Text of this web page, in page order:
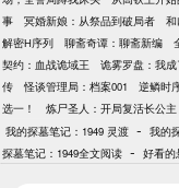
事
冥婚新娘：从祭品到破局者
解密H序列
聊斋奇谭：聊斋新编
契约：血战诡域王
诡雾罗盘：我
传
怪谈管理局：档案001 逆鳞时
选一！
炼尸圣人：开局复活长公主
我的探墓笔记：1949 灵渡 - 我的
探墓笔记：1949全文阅读 - 好看的